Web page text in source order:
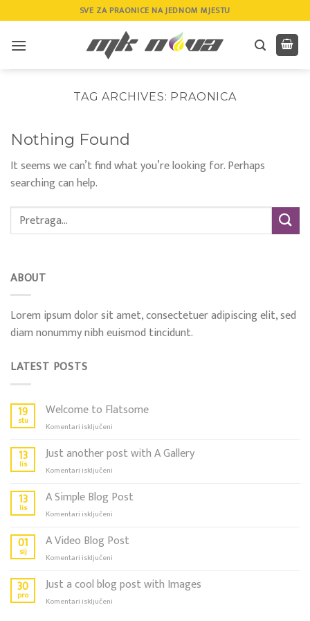
to
content
SVE ZA PRAONICE NA JEDNOM MJESTU
TAG ARCHIVES: PRAONICA
Nothing Found
It seems we can’t find what you’re looking for. Perhaps
searching can help.
ABOUT
Lorem ipsum dolor sit amet, consectetuer adipiscing elit, sed
diam nonummy nibh euismod tincidunt.
LATEST POSTS
19
stu
Welcome to Flatsome
Komentari isključeni
to
Flatsome
13
lis
Just another post with A Gallery
Komentari isključeni
another
post
Gallery
13
lis
A Simple Blog Post
Komentari isključeni
Simple
Blog
01
sij
A Video Blog Post
Komentari isključeni
Video
Blog
30
pro
Just a cool blog post with Images
Komentari isključeni